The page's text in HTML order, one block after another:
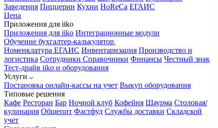
Заведения Пиццерии Кухни HoReCa ЕГАИС
Цена
Приложения для iiko
Приложения для iiko Интеграционные модули
Обучение бухгалтер-калькулятор
Номенклатура ЕГАИС Инвентаризация Производство и
логистика Сотрудники Справочники Финансы Честный знак
Тест-драйв iiko и оборудования
Услуги
Постановка онлайн-кассы на учет Выкуп оборудования
Типовые решения
Кафе Ресторан Бар Ночной клуб Кофейня Шаурма Столовая/
кулинария Общепит Фастфуд Службы доставки Складской
учет